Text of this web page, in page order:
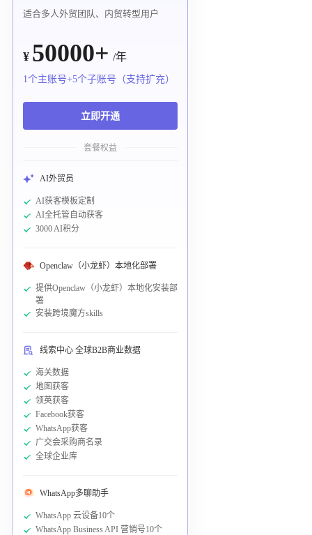
适合多人外贸团队、内贸转型用户
¥ 50000+ /年
1个主账号+5个子账号（支持扩充）
立即开通
套餐权益
AI外贸员
AI获客模板定制
AI全托管自动获客
3000 AI积分
Openclaw（小龙虾）本地化部署
提供Openclaw（小龙虾）本地化安装部
署
安装跨境魔方skills
线索中心 全球B2B商业数据
海关数据
地图获客
领英获客
Facebook获客
WhatsApp获客
广交会采购商名录
全球企业库
WhatsApp多聊助手
WhatsApp 云设备10个
WhatsApp Business API 营销号10个